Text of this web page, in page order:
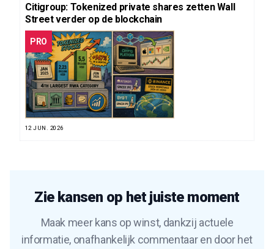
Citigroup: Tokenized private shares zetten Wall
Street verder op de blockchain
PRO
12 JUN. 2026
Zie kansen op het juiste moment
Maak meer kans op winst, dankzij actuele
informatie, onafhankelijk commentaar en door het